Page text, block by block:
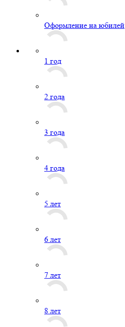
Оформление на юбилей
1 год
2 года
3 года
4 года
5 лет
6 лет
7 лет
8 лет